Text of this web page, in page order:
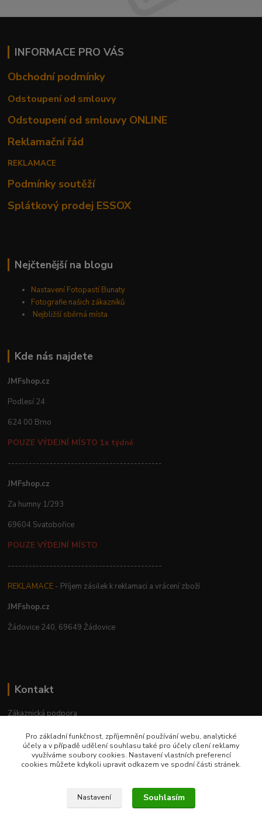
INFORMACE PRO VÁS
Obchodní podmínky
Odstoupení od smlouvy
Odstoupení od smlouvy ONLINE
Reklamační řád
REKLAMACE
Podmínky soutěží
Splátkový prodej ESSOX
Nejčtenější na blogu
Nastavení Fotopastí Bunaty
Fotografie našich zákazníků
Nejbližší sběrná místa
Kde nás najdete
JMFshop.cz
Podlesí 24
624 00 Brno
POUZE VÝDEJNÍ MÍSTO 1x týdně
--------------------------------------------
JMFshop.cz
Za humny 1/293
69604 Svatobořice
POUZE VÝDEJNÍ MÍSTO
--------------------------------------------
REKLAMACE - Příjem zásilek k reklamaci a vrácení zboží
JMFshop.cz
Žádovice 240, 69649 Žádovice
Kontakt
Zákaznická podpora
Po-Pá, 9-18 hod.
jmfshop@email.cz
Pro základní funkčnost, zpříjemnění používání webu, analytické
účely a v případě udělení souhlasu také pro účely cílení reklamy
využíváme soubory cookies. Nastavení vlastních preferencí
cookies můžete kdykoli upravit odkazem ve spodní části stránek.
Nastavení Souhlasím